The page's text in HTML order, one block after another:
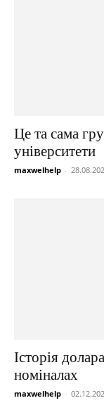
Це та сама
університети
maxwelhelp -
Історія
номіналах
maxwelhelp -